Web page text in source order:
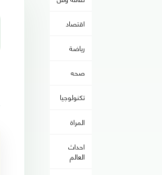
اقتصاد
رياضة
صحه
تكنولوجيا
المراة
احداث
العالم